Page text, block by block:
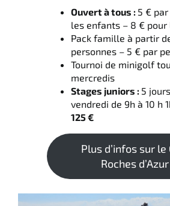
Ouvert à tous : 5 €
les enfants – 8 €
Pack famille à partir
personnes – 5 € par
Tournoi de minigolf
mercredis
Stages juniors : 5
vendredi de 9h à 10 h
125 €
Plus d’infos sur le
Roches d’Azur